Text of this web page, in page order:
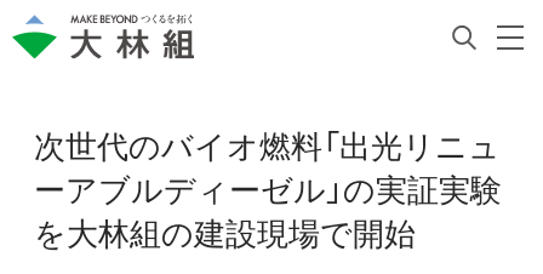
次世代のバイオ燃料「出光リニュ
ーアブルディーゼル」の実証実験
を大林組の建設現場で開始